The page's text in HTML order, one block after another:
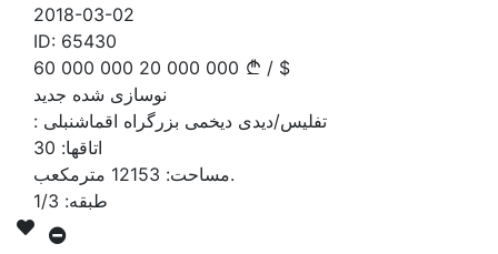
2018-03-02
ID: 65430
60 000 000 20 000 000 / $
: تفلیس/دیدی دیخمی بزرگراه اقماشنبلی
اتاقها: 30
مساحت: 12153
مترمکعب.
طبقه: 1/3